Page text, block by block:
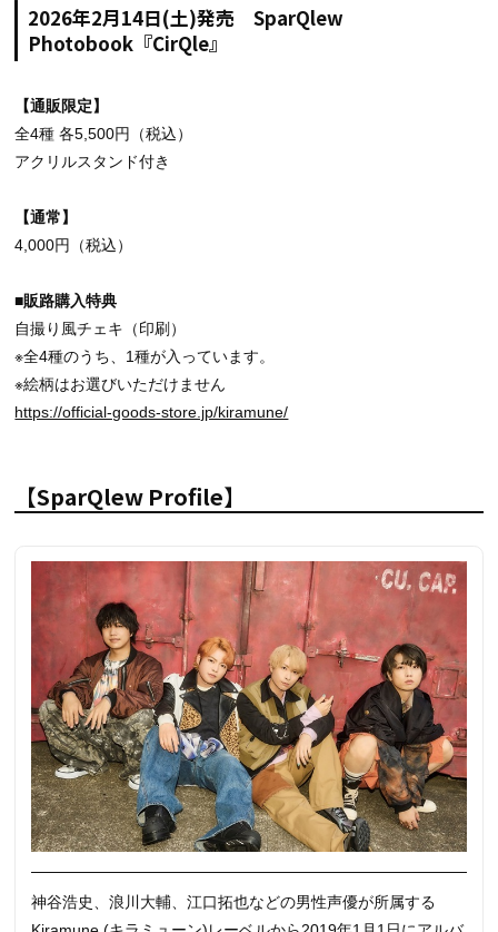
2026年2月14日(土)発売 SparQlew
Photobook『CirQle』
【通販限定】
全4種 各5,500円（税込）
アクリルスタンド付き
【通常】
4,000円（税込）
■販路購入特典
自撮り風チェキ（印刷）
※全4種のうち、1種が入っています。
※絵柄はお選びいただけません
https://official-goods-store.jp/kiramune/
【SparQlew Profile】
神谷浩史、浪川大輔、江口拓也などの男性声優が所属する